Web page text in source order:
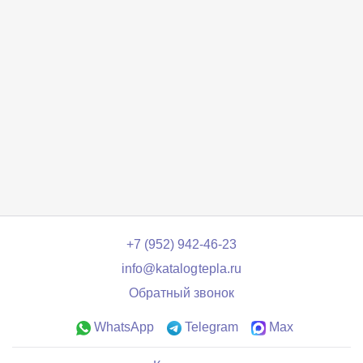
+7 (952) 942-46-23
info@katalogtepla.ru
Обратный звонок
WhatsApp Telegram Max